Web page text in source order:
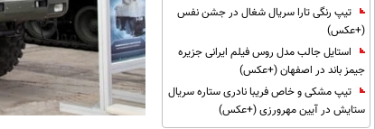
تیپ رنگی تارا سریال شغال در جشن نفس
(+عکس)
استایل جالب مدل روس فیلم ایرانی جزیره
جیمز باند در اصفهان (+عکس)
تیپ مشکی و خاص فریبا نادری ستاره سریال
ستایش در آیین مهرورزی (+عکس)